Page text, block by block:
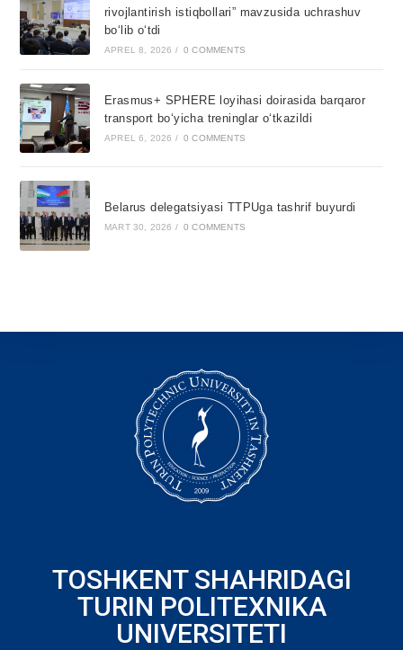
rivojlantirish istiqbollari” mavzusida uchrashuv
bo‘lib o‘tdi
APREL 8, 2026 / 0 COMMENTS
Erasmus+ SPHERE loyihasi doirasida barqaror
transport bo‘yicha treninglar o‘tkazildi
APREL 6, 2026 / 0 COMMENTS
Belarus delegatsiyasi TTPUga tashrif buyurdi
MART 30, 2026 / 0 COMMENTS
TOSHKENT SHAHRIDAGI
TURIN POLITEXNIKA
UNIVERSITETI